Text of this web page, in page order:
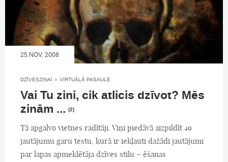
25.NOV, 2008
DZĪVESZIŅAI » VIRTUĀLĀ PASAULE
Vai Tu zini, cik atlicis dzīvot? Mēs
zinām ... (2)
Tā apgalvo vietnes radītāji. Viņi piedāvā aizpildīt 49
jautājumu garu testu, kurā ir iekļauti dažādi jautājumi
par lapas apmeklētāja dzīves stilu – ēšanas